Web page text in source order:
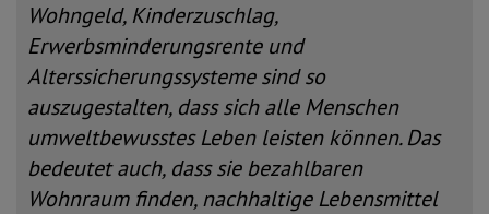
Wohngeld, Kinderzuschlag,
Erwerbsminderungsrente und
Alterssicherungssysteme sind so
auszugestalten, dass sich alle Menschen
umweltbewusstes Leben leisten können. Das
bedeutet auch, dass sie bezahlbaren
Wohnraum finden, nachhaltige Lebensmittel